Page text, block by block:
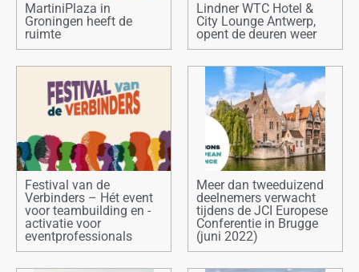
MartiniPlaza in
Groningen heeft de
ruimte
Lindner WTC Hotel &
City Lounge Antwerp,
opent de deuren weer
Festival van de
Verbinders – Hét event
voor teambuilding en -
activatie voor
eventprofessionals
Meer dan tweeduizend
deelnemers verwacht
tijdens de JCI Europese
Conferentie in Brugge
(juni 2022)